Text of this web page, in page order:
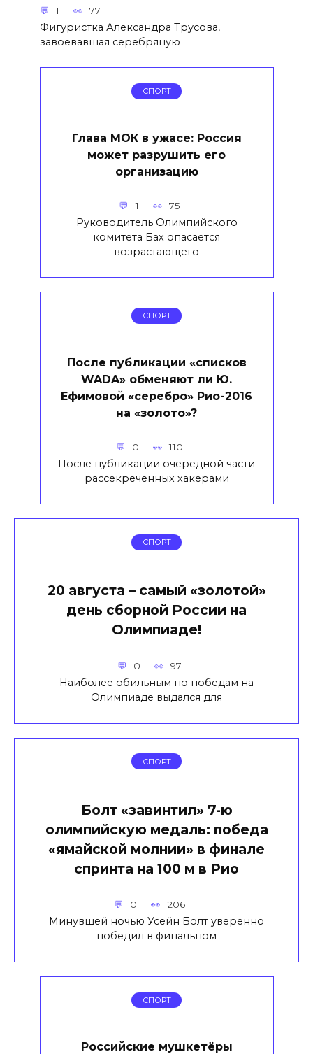
1 77
Фигуристка Александра Трусова,
завоевавшая серебряную
СПОРТ
Глава МОК в ужасе: Россия
может разрушить его
организацию
1 75
Руководитель Олимпийского
комитета Бах опасается
возрастающего
СПОРТ
После публикации «списков
WADA» обменяют ли Ю.
Ефимовой «серебро» Рио-2016
на «золото»?
0 110
После публикации очередной части
рассекреченных хакерами
СПОРТ
20 августа – самый «золотой»
день сборной России на
Олимпиаде!
0 97
Наиболее обильным по победам на
Олимпиаде выдался для
СПОРТ
Болт «завинтил» 7-ю
олимпийскую медаль: победа
«ямайской молнии» в финале
спринта на 100 м в Рио
0 206
Минувшей ночью Усейн Болт уверенно
победил в финальном
СПОРТ
Российские мушкетёры